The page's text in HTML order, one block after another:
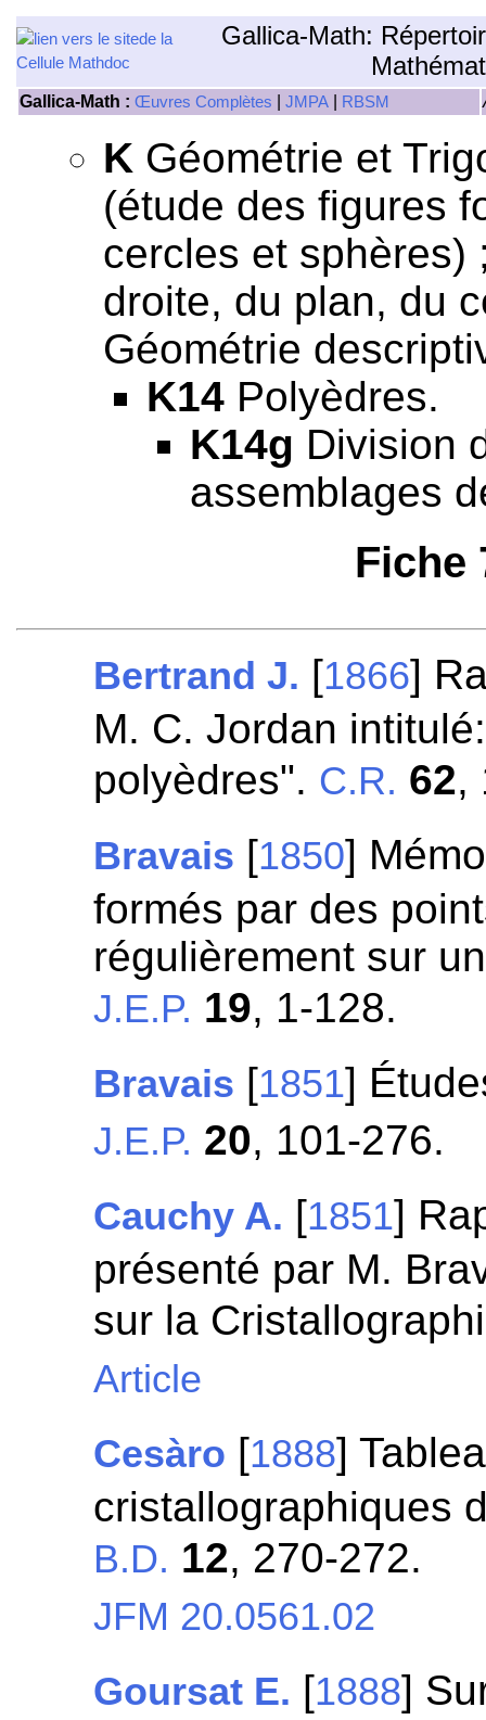
Gallica-Math:
Gallica-Math : Œuvres Complètes JMPA RBSM
K Géométrie et
(étude des figures
cercles et sphères)
droite, du plan, du
Géométrie
K14 Polyèdres.
K14g Division
assemblages
Fiche
Bertrand J. [1866]
M. C. Jordan
polyèdres". C.R. 62,
Bravais [1850]
formés par des
régulièrement sur
J.E.P. 19, 1-128.
Bravais [1851]
J.E.P. 20, 101-276.
Cauchy A. [1851]
présenté par M.
sur la
Article
Cesàro [1888]
cristallographiques
B.D. 12, 270-272.
JFM 20.0561.02
Goursat E. [1888]